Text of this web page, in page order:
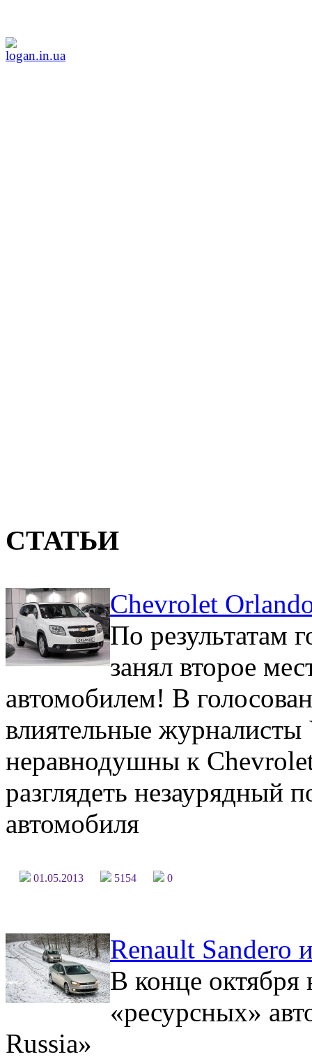
СТАТЬИ
Chevrolet
По результатам
занял второе
автомобилем! В
влиятельные
неравнодушны к
разглядеть незаурядный
автомобиля
01.05.2013 5154 0
Renault Sandero
В конце
«ресурсных»
Russia»